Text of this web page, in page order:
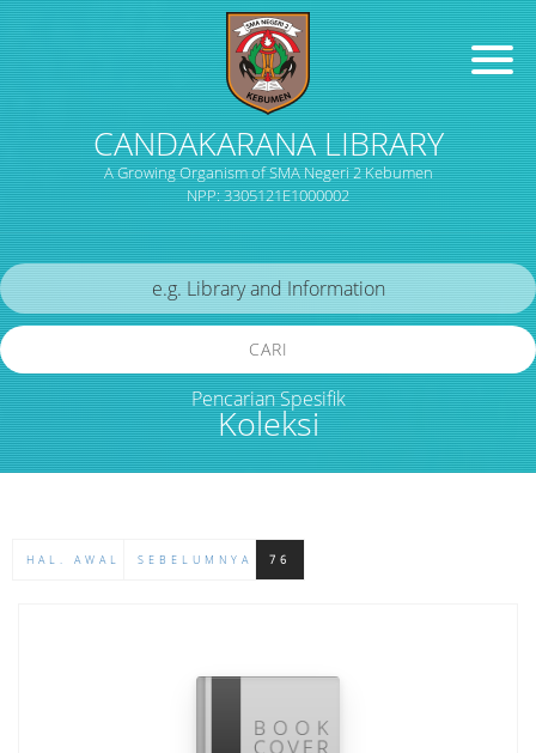
CANDAKARANA LIBRARY
A Growing Organism of SMA Negeri 2 Kebumen
NPP: 3305121E1000002
Koleksi
CARI
Pencarian Spesifik
HAL. AWAL SEBELUMNYA 76